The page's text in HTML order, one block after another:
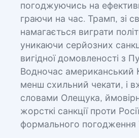
погоджуючись на
граючи на час. Трамп, зі
намагається виграти
уникаючи серйозних
вигідної домовленості з
Водночас американський
менш схильний чекати, і
словами Олещука,
жорсткі санкції проти
формального погодження